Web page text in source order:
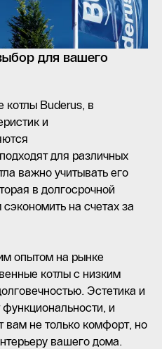
для вашего
Buderus, в
и
для различных
важно учитывать его
в долгосрочной
на счетах за
опытом на рынке
котлы с низким
Эстетика и
и
вам не только комфорт, но
вашего дома.